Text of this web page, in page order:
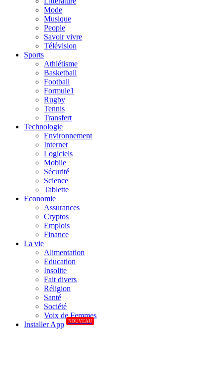
Mode
Musique
People
Savoir vivre
Télévision
Sports
Athlétisme
Basketball
Football
Formule1
Rugby
Tennis
Transfert
Technologie
Environnement
Internet
Logiciels
Mobile
Sécurité
Science
Tablette
Economie
Assurances
Cryptos
Emplois
Finance
La vie
Alimentation
Education
Insolite
Fait divers
Réligion
Santé
Société
Voix de Femmes
Installer App
NOUVEAU